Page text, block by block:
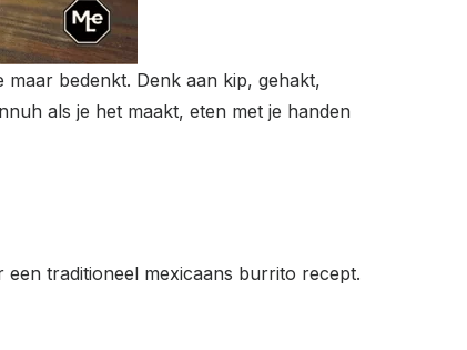
bedenkt. Denk aan kip, gehakt,
als je het maakt, eten met je handen
traditioneel mexicaans burrito recept.